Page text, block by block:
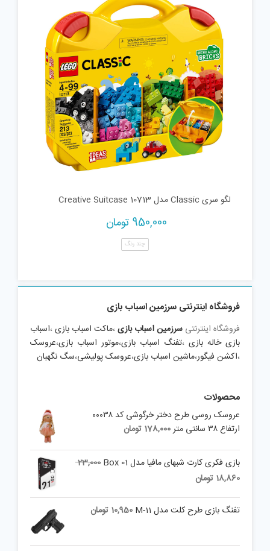
لگو سری Classic مدل Creative Suitcase 10713
950,000 تومان
چند رنگ
فروشگاه اینترنتی سرزمین اسباب بازی
فروشگاه اینترنتی سرزمین اسباب بازی،ماکت اسباب بازی،اسباب
بازی خاله بازی ،تفنگ اسباب بازی،موتور اسباب بازی،عروسک
،اکشن فیگور،ماشین اسباب بازی،عروسک پولیشی،سگ نگهبان
محصولات
عروسک روسی طرح دختر خرگوشی کد ۰۰۰۳۸
ارتفاع ۳۸ سانتی متر
178,000 تومان
بازی فکری کارت شبهای مافیا مدل Box 01
23,000
Original
was:
23,000 تومان.
18,860 تومان
18,860 تومان.
تفنگ بازی طرح کلت مدل M-11 10,950 تومان